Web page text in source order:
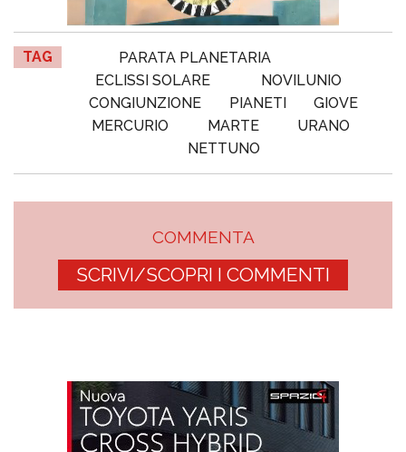
TAG
PARATA PLANETARIA
ECLISSI SOLARE
NOVILUNIO
CONGIUNZIONE
PIANETI
GIOVE
MERCURIO
MARTE
URANO
NETTUNO
COMMENTA
SCRIVI/SCOPRI I COMMENTI